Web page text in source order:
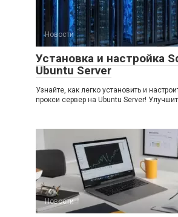
Новости
Установка и настройка
Ubuntu Server
Узнайте, как легко установить и
прокси сервер на Ubuntu Server!
Новости